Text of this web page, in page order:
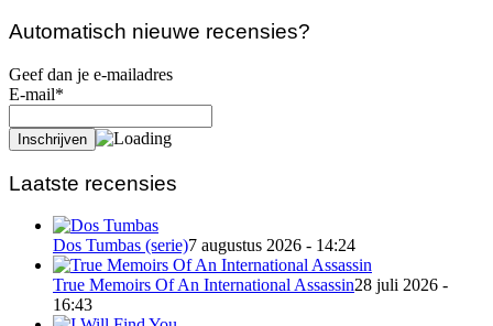
Automatisch nieuwe recensies?
Geef dan je e-mailadres
E-mail*
Laatste recensies
Dos Tumbas (serie)7 augustus 2026 - 14:24
True Memoirs Of An International Assassin28 juli 2026 -
16:43